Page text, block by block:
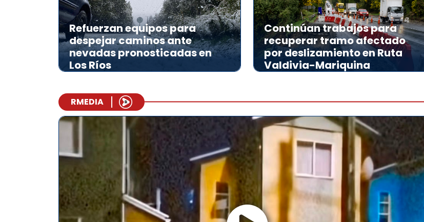
Refuerzan equipos para
despejar caminos ante
nevadas pronosticadas en
Los Ríos
Continúan trabajos para
recuperar tramo afectado
por deslizamiento en Ruta
Valdivia-Mariquina
RMEDIA